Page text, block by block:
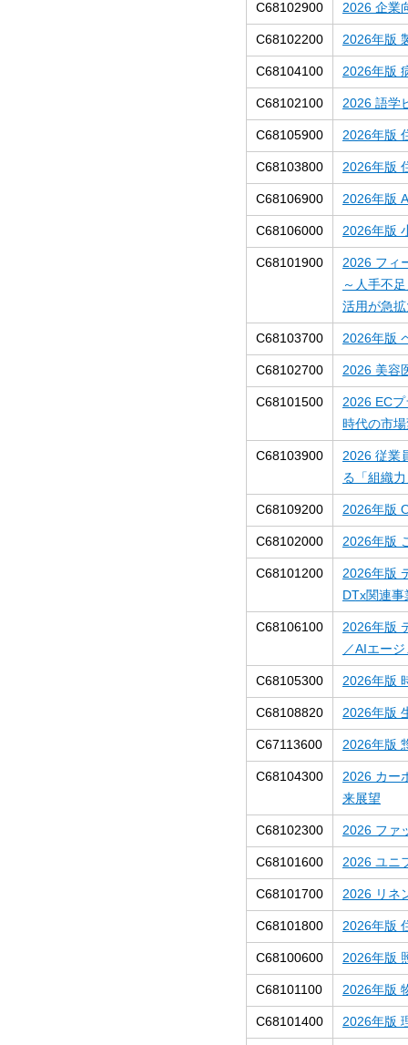
C68102900 2026 企業
C68102200 2026年版
C68104100 2026年版
C68102100 2026 語学
C68105900 2026年版
C68103800 2026年版
C68106900 2026年版
C68106000 2026年版
C68101900
2026 フィ
～人手不
活用が急
C68103700 2026年版
C68102700 2026 美容
C68101500
2026 EC
時代の市
C68103900
2026 従業
る「組織
C68109200 2026年版
C68102000 2026年版
C68101200
2026年版
DTx関連
C68106100
2026年版
／AIエー
C68105300 2026年版
C68108820 2026年版
C67113600 2026年版
C68104300
2026 カー
来展望
C68102300 2026 ファ
C68101600 2026 ユニ
C68101700 2026 リネ
C68101800 2026年版
C68100600 2026年版
C68101100 2026年版
C68101400 2026年版